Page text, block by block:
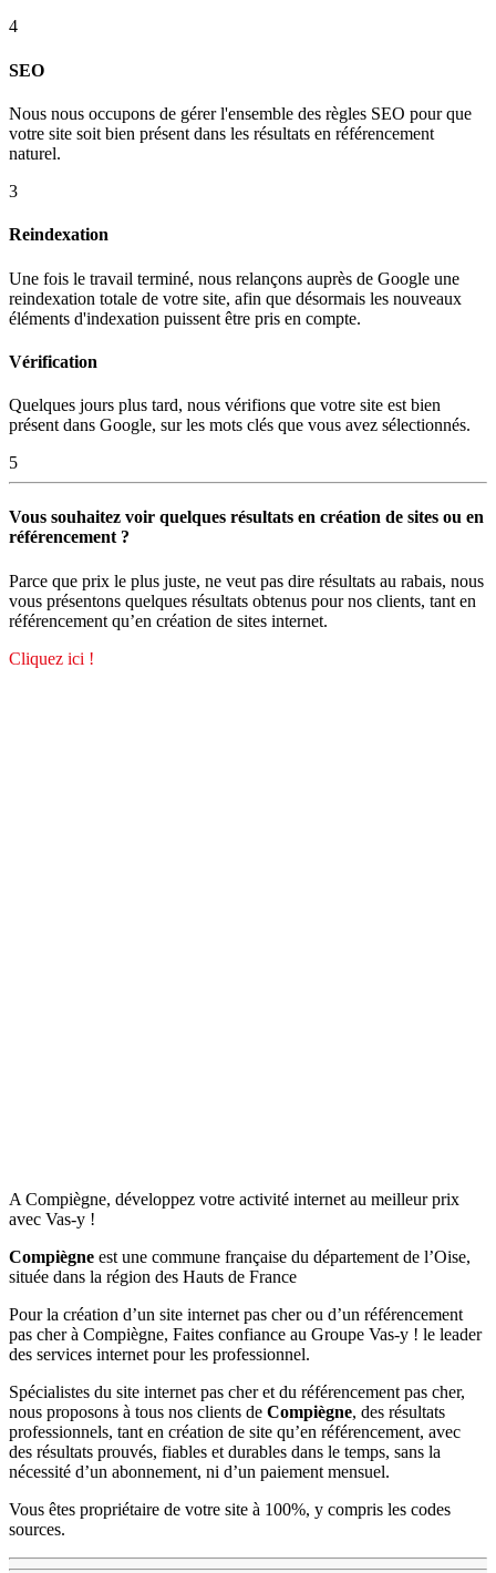
4
SEO
Nous nous occupons de gérer l'ensemble des règles SEO pour que
votre site soit bien présent dans les résultats en référencement
naturel.
3
Reindexation
Une fois le travail terminé, nous relançons auprès de Google une
reindexation totale de votre site, afin que désormais les nouveaux
éléments d'indexation puissent être pris en compte.
Vérification
Quelques jours plus tard, nous vérifions que votre site est bien
présent dans Google, sur les mots clés que vous avez sélectionnés.
5
Vous souhaitez voir quelques résultats en création de sites ou en
référencement ?
Parce que prix le plus juste, ne veut pas dire résultats au rabais, nous
vous présentons quelques résultats obtenus pour nos clients, tant en
référencement qu’en création de sites internet.
Cliquez ici !
A Compiègne, développez votre activité internet au meilleur prix
avec Vas-y !
Compiègne est une commune française du département de l’Oise,
située dans la région des Hauts de France
Pour la création d’un site internet pas cher ou d’un référencement
pas cher à Compiègne, Faites confiance au Groupe Vas-y ! le leader
des services internet pour les professionnel.
Spécialistes du site internet pas cher et du référencement pas cher,
nous proposons à tous nos clients de Compiègne, des résultats
professionnels, tant en création de site qu’en référencement, avec
des résultats prouvés, fiables et durables dans le temps, sans la
nécessité d’un abonnement, ni d’un paiement mensuel.
Vous êtes propriétaire de votre site à 100%, y compris les codes
sources.